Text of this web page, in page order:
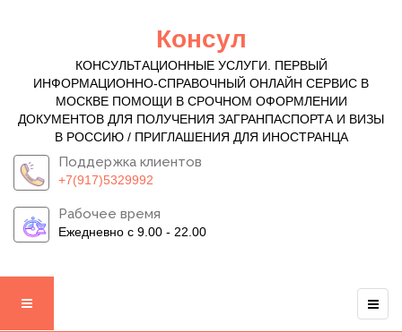
Консул
КОНСУЛЬТАЦИОННЫЕ УСЛУГИ. ПЕРВЫЙ
ИНФОРМАЦИОННО-СПРАВОЧНЫЙ ОНЛАЙН СЕРВИС В
МОСКВЕ ПОМОЩИ В СРОЧНОМ ОФОРМЛЕНИИ
ДОКУМЕНТОВ ДЛЯ ПОЛУЧЕНИЯ ЗАГРАНПАСПОРТА И ВИЗЫ
В РОССИЮ / ПРИГЛАШЕНИЯ ДЛЯ ИНОСТРАНЦА
Поддержка клиентов
+7(917)5329992
Рабочее время
Ежедневно с 9.00 - 22.00